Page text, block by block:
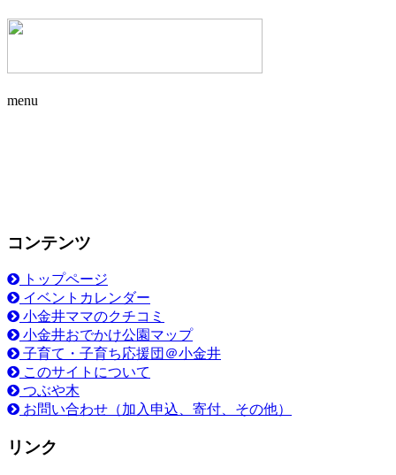
menu
コンテンツ
トップページ
イベントカレンダー
小金井ママのクチコミ
小金井おでかけ公園マップ
子育て・子育ち応援団＠小金井
このサイトについて
つぶや木
お問い合わせ（加入申込、寄付、その他）
リンク